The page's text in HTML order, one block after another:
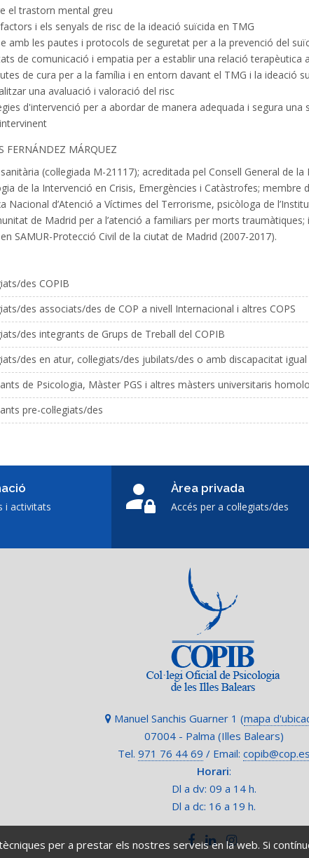
el trastorn mental greu
i els senyals de risc de la ideació suïcida en TMG
amb les pautes i protocols de seguretat per a la prevenció del
de comunicació i empatia per a establir una relació terapèutica
de cura per a la família i en entorn davant el TMG i la ideació
una avaluació i valoració del risc
d'intervenció per a abordar de manera adequada i segura una
FERNÁNDEZ MÁRQUEZ
(col·legiada M-21117); acreditada pel Consell General de
de la Intervenció en Crisis, Emergències i Catàstrofes; membre
Nacional d’Atenció a Víctimes del Terrorisme, psicòloga de
de Madrid per a l’atenció a familiars per morts
SAMUR-Protecció Civil de la ciutat de Madrid (2007-2017).
des COPIB
des associats/des de COP a nivell Internacional i altres COPS
des integrants de Grups de Treball del COPIB
des en atur, col·legiats/des jubilats/des o amb discapacitat
de Psicologia, Màster PGS i altres màsters universitaris
pre-col·legiats/des
i activitats
Àrea privada
Accés per a col·legiats/des
Manuel Sanchis Guarner 1 (mapa
07004 - Palma (Illes Balears)
Tel. 971 76 44 69 / Email: copib@cop.es
Horari:
Dl a dv: 09 a 14 h.
Dl a dc: 16 a 19 h.
per a prestar els nostres serveis en la web. Si